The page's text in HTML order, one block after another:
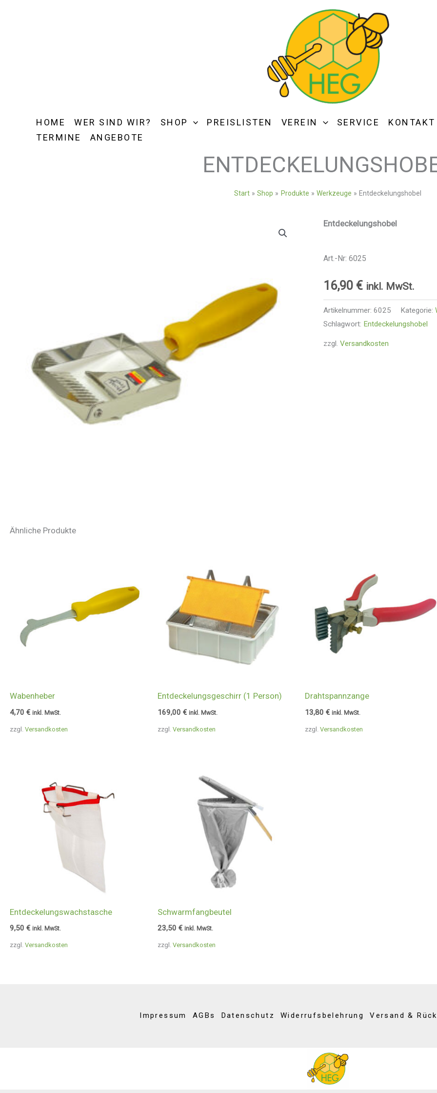
HOME WER SIND WIR? SHOP PREISLISTEN VEREIN SERVICE KONTAKT
TERMINE
ANGEBOTE
Start Shop Produkte Werkzeuge Entdeckelungshobel
Entdeckelungshobel
Art.-Nr: 6025
16,90 € inkl. MwSt.
Artikelnummer: 6025 Kategorie:
Schlagwort: Entdeckelungshobel
zzgl. Versandkosten
Ähnliche Produkte
zzgl. Versandkosten
Wabenheber
4,70 € inkl. MwSt.
zzgl. Versandkosten
Entdeckelungsgeschirr (1 Person)
169,00 € inkl. MwSt.
zzgl.Versandkosten
Drahtspannzange
13,80€ inkl. MwSt.
zzgl. Versandkosten
Entdeckelungswachstasche
9,50 € inkl. MwSt.
zzgl. Versandkosten
Schwarmfangbeutel
23,50 € inkl. MwSt.
Impressum AGBs Datenschutz Widerrufsbelehrung Versand &